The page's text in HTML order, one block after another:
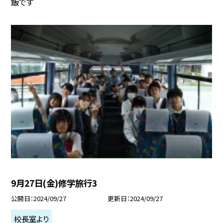
9月27日(金)修学旅行3
公開日 2024/09/27 更新日 2024/09/27
校長室より